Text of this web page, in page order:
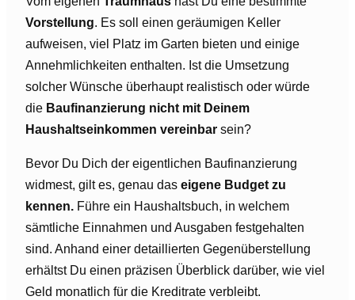
Vorstellung. Es soll einen geräumigen Keller
aufweisen, viel Platz im Garten bieten und einige
Annehmlichkeiten enthalten. Ist die Umsetzung
solcher Wünsche überhaupt realistisch oder würde
die Baufinanzierung nicht mit Deinem
Haushaltseinkommen vereinbar sein?
Bevor Du Dich der eigentlichen Baufinanzierung
widmest, gilt es, genau das eigene Budget zu
kennen. Führe ein Haushaltsbuch, in welchem
sämtliche Einnahmen und Ausgaben festgehalten
sind. Anhand einer detaillierten Gegenüberstellung
erhältst Du einen präzisen Überblick darüber, wie viel
Geld monatlich für die Kreditrate verbleibt.